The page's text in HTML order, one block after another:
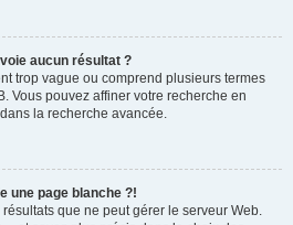
aucun résultat ?
trop vague ou comprend plusieurs termes
Vous pouvez affiner votre recherche en
la recherche avancée.
une page blanche ?!
que ne peut gérer le serveur Web.